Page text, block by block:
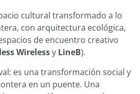
cultural transformado a lo
con arquitectura ecológica,
de encuentro creativo
Wirelessy LineB).
es una transformación social y
en un puente. Una